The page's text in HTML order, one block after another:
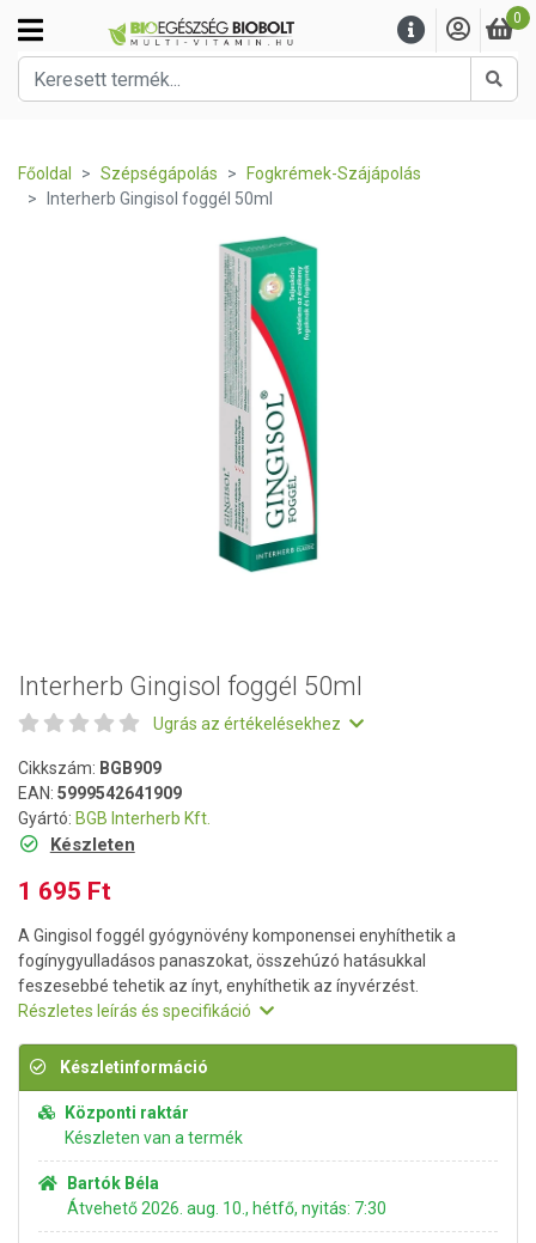
0
Főoldal Szépségápolás
Fogkrémek-Szájápolás
Interherb Gingisol foggél 50ml
Interherb Gingisol foggél 50ml
Ugrás az értékelésekhez
Cikkszám: BGB909
EAN: 5999542641909
Gyártó: BGB Interherb Kft.
Készleten
1 695 Ft
A Gingisol foggél gyógynövény komponensei enyhíthetik a
fogínygyulladásos panaszokat, összehúzó hatásukkal
feszesebbé tehetik az ínyt, enyhíthetik az ínyvérzést.
Részletes leírás és specifikáció
Készletinformáció
Központi raktár
Készleten van a termék
Bartók Béla
Átvehető 2026. aug. 10., hétfő, nyitás: 7:30